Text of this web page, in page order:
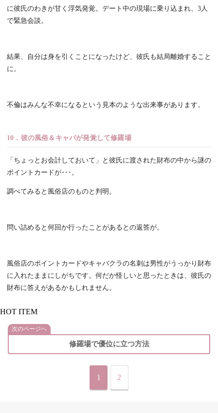
に彼氏のわきが甘く浮気発覚。デート中の現場に乗り込まれ、3人
で緊急会談。
結果、自分は身を引くことになったけど、彼氏も結局離婚すること
に。
不倫はみんな不幸になるという見本のような出来事があります。
10．彼の風俗＆キャバが発覚して修羅場
「ちょっとお会計しておいて」と彼氏に渡された財布の中から謎の
ポイントカードが･･･。
調べてみると風俗店のものと判明。
問い詰めると何回か行ったことがあるとの返答が。
風俗店のポイントカードやキャバクラの名刺は男性がうっかり財布
に入れたままにしがちです。何だか怪しいと思ったときは、彼氏の
財布に答えがあるかもしれません。
HOT ITEM
次のページへ
修羅場で優位に立つ方法
1 2